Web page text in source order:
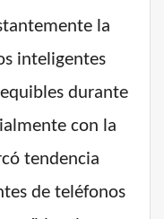
la
inteligentes
durante
con la
tendencia
de teléfonos